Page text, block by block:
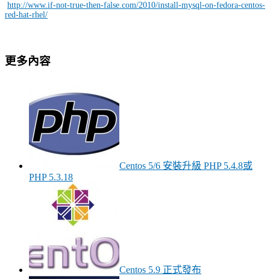
http://www.if-not-true-then-false.com/2010/install-mysql-on-fedora-centos-
red-hat-rhel/
更多內容
Centos 5/6 安裝升級 PHP 5.4.8或
PHP 5.3.18
Centos 5.9 正式發布